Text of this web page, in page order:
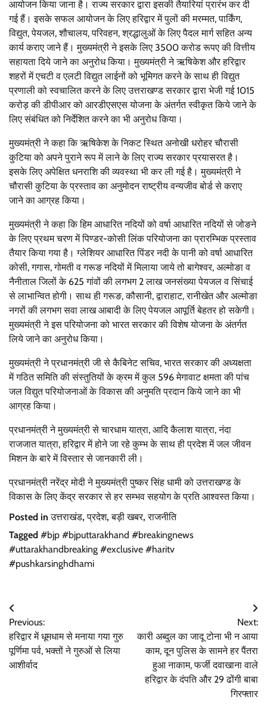
आयोजन किया जाना है। राज्य सरकार द्वारा इसकी तैयारियां प्रारंभ कर दी
गई हैं। इसके सफल आयोजन के लिए हरिद्वार में पुलों की मरम्मत, पार्किंग,
विद्युत, पेयजल, शौचालय, परिवहन, श्रद्धालुओं के लिए पैदल मार्ग सहित अन्य
कार्य कराए जाने हैं। मुख्यमंत्री ने इसके लिए 3500 करोड रूपए की वित्तीय
सहायता दिये जाने का अनुरोध किया। मुख्यमंत्री ने ऋषिकेश और हरिद्वार
शहरों में एचटी व एलटी विद्युत लाईनों को भूमिगत करने के साथ ही विद्युत
प्रणाली को स्वचालित करने के लिए उत्तराखण्ड सरकार द्वारा भेजी गई 1015
करोड़ की डीपीआर को आरडीएसएस योजना के अंतर्गत स्वीकृत किये जाने के
लिए संबंधित को निर्देशित करने का भी अनुरोध किया।
मुख्यमंत्री ने कहा कि ऋषिकेश के निकट स्थित अनोखी धरोहर चौरासी
कुटिया को अपने पुराने रूप में लाने के लिए राज्य सरकार प्रयासरत है।
इसके लिए अपेक्षित धनराशि की व्यवस्था भी कर ली गई है। मुख्यमंत्री ने
चौरासी कुटिया के प्रस्ताव का अनुमोदन राष्ट्रीय वन्यजीव बोर्ड से कराए
जाने का आग्रह किया।
मुख्यमंत्री ने कहा कि हिम आधारित नदियों को वर्षा आधारित नदियों से जोङने
के लिए प्रथम चरण में पिण्डर-कोसी लिंक परियोजना का प्रारम्भिक प्रस्ताव
तैयार किया गया है। ग्लेशियर आधारित पिंडर नदी के पानी को वर्षा आधारित
कोसी, गगास, गोमती व गरूङ नदियों में मिलाया जाये तो बागेश्वर, अल्मोङा व
नैनीताल जिलों के 625 गांवों की लगभग 2 लाख जनसंख्या पेयजल व सिंचाई
से लाभान्वित होगी। साथ ही गरूङ, कौसानी, द्वाराहाट, रानीखेत और अल्मोङा
नगरों की लगभग सवा लाख आबादी के लिए पेयजल आपूर्ति बेहतर हो सकेगी।
मुख्यमंत्री ने इस परियोजना को भारत सरकार की विशेष योजना के अंतर्गत
लिये जाने का अनुरोध किया।
मुख्यमंत्री ने प्रधानमंत्री जी से कैबिनेट सचिव, भारत सरकार की अध्यक्षता
में गठित समिति की संस्तुतियों के क्रम में कुल 596 मेगावाट क्षमता की पांच
जल विद्युत परियोजनाओं के विकास की अनुमति प्रदान किये जाने का भी
आग्रह किया।
प्रधानमंत्री ने मुख्यमंत्री से चारधाम यात्रा, आदि कैलाश यात्रा, नंदा
राजजात यात्रा, हरिद्वार में होने जा रहे कुम्भ के साथ ही प्रदेश में जल जीवन
मिशन के बारे में विस्तार से जानकारी ली।
प्रधानमंत्री नरेंद्र मोदी ने मुख्यमंत्री पुष्कर सिंह धामी को उत्तराखण्ड के
विकास के लिए केंद्र सरकार से हर सम्भव सहयोग के प्रति आश्वस्त किया।
Posted inउत्तराखंड,प्रदेश,बड़ी खबर,राजनीति
Tagged #bjp #bjputtarakhand #breakingnews
#uttarakhandbreaking #exclusive #haritv
#pushkarsinghdhami
Post
navigation
Previous:
हरिद्वार में धूमधाम से मनाया गया गुरु
पूर्णिमा पर्व, भक्तों ने गुरुओं से लिया
आशीर्वाद
Next:
कारी अब्दुल का जादू टोना भी न आया
काम, दून पुलिस के सामने हर पैंतरा
हुआ नाकाम, फर्जी दवाखाना वाले
हरिद्वार के दंपति और 29 ढोंगी बाबा
गिरफ्तार